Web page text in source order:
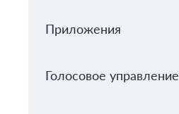
Приложения
Голосовое управление